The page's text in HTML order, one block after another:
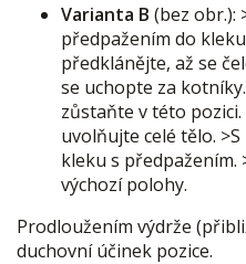
Varianta B (bez obr.):
předpažením do
předklánějte, až se
se uchopte za
zůstaňte v této
uvolňujte celé tělo.
kleku s předpažením.
výchozí polohy.
Prodloužením výdrže
duchovní účinek pozice.